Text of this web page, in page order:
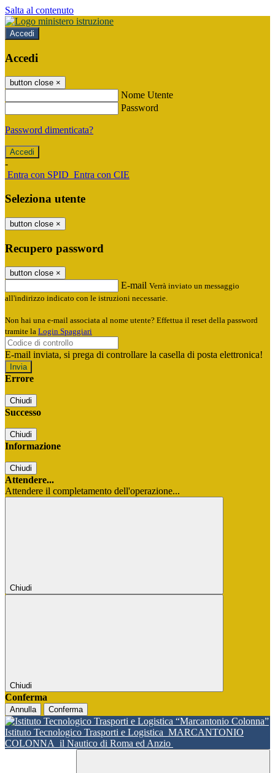
Salta al contenuto
Accedi
Accedi
button close ×
Nome Utente
Password
Password dimenticata?
-
Entra con SPID Entra con CIE
Seleziona utente
button close ×
Recupero password
button close ×
E-mail Verrà inviato un messaggio
all'indirizzo indicato con le istruzioni necessarie.
Non hai una e-mail associata al nome utente? Effettua il reset della password
tramite la Login Spaggiari
E-mail inviata, si prega di controllare la casella di posta elettronica!
Errore
Chiudi
Successo
Chiudi
Informazione
Chiudi
Attendere...
Attendere il completamento dell'operazione...
Chiudi
Chiudi
Conferma
Annulla Conferma
Istituto Tecnologico Trasporti e Logistica MARCANTONIO
COLONNA il Nautico di Roma ed Anzio